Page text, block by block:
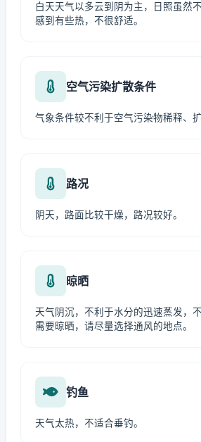
白天天气以多云到阴为主，日照虽然
感到有些热，不很舒适。
空气污染扩散条件
气象条件较不利于空气污染物稀释、扩
路况
阴天，路面比较干燥，路况较好。
晾晒
天气阴沉，不利于水分的迅速蒸发，
需要晾晒，请尽量选择通风的地点。
钓鱼
天气太热，不适合垂钓。